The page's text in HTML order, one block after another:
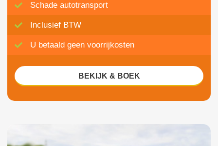
Schade autotransport
Inclusief BTW
U betaald geen voorrijkosten
BEKIJK & BOEK